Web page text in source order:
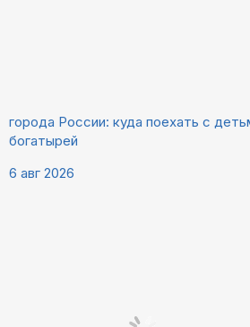
города России: куда поехать с
богатырей
6 авг 2026